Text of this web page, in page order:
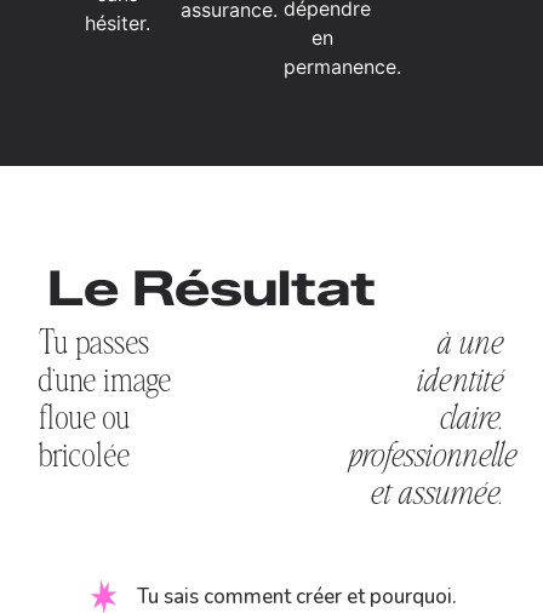
hésiter.
assurance. dépendre
en
permanence.
Le Résultat
Tu passes
d’une image
floue ou
bricolée
à une
identité
claire,
professionnelle
et assumée.
Tu sais comment créer et pourquoi.